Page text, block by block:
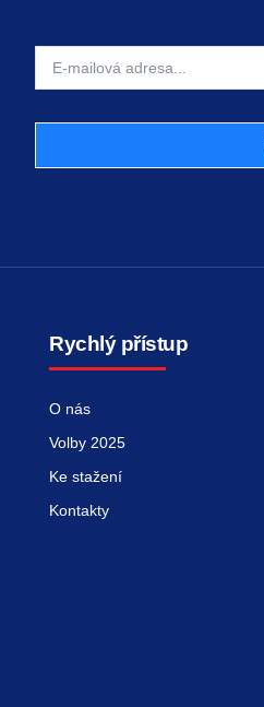
Rychlý přístup
O nás
Volby 2025
Ke stažení
Kontakty